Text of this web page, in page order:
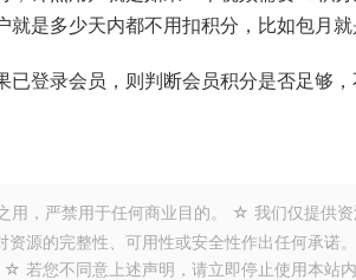
是多少天内都不用扣积分，比如包月就
登录会员，则判断会员积分是否足够
，严禁用于任何商业目的。 ☆ 我们仅提供
源的完整性、可用性或安全性作出任何承诺
若您不同意上述声明，请立即停止使用本站